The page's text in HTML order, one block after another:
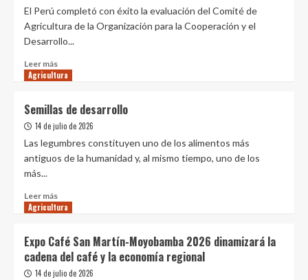
deuda
por
las
expropiadas
castaña
amazónica
generó
US$
millones
en
en
2025
El Perú completó con éxito la evaluación del Comité de
Agricultura de la Organización para la Cooperación y el
Desarrollo...
Leer más
más
aprueba
examen
clave
a
Agricultura
Semillas de desarrollo
14 de julio de 2026
Las legumbres constituyen uno de los alimentos más
antiguos de la humanidad y, al mismo tiempo, uno de los
más...
Leer más
más
de
desarrollo
Agricultura
Expo Café San Martín-Moyobamba 2026 dinamizará la
cadena del café y la economía regional
14 de julio de 2026